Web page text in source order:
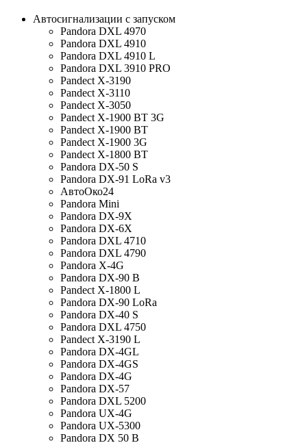
Автосигнализации с запуском
Pandora DXL 4970
Pandora DXL 4910
Pandora DXL 4910 L
Pandora DXL 3910 PRO
Pandect X-3190
Pandect X-3110
Pandect X-3050
Pandect X-1900 BT 3G
Pandect X-1900 BT
Pandect X-1900 3G
Pandect X-1800 BT
Pandora DX-50 S
Pandora DX-91 LoRa v3
АвтоОко24
Pandora Mini
Pandora DX-9X
Pandora DX-6X
Pandora DXL 4710
Pandora DXL 4790
Pandora X-4G
Pandora DX-90 B
Pandect X-1800 L
Pandora DX-90 LoRa
Pandora DX-40 S
Pandora DXL 4750
Pandect X-3190 L
Pandora DX-4GL
Pandora DX-4GS
Pandora DX-4G
Pandora DX-57
Pandora DXL 5200
Pandora UX-4G
Pandora UX-5300
Pandora DX 50 B